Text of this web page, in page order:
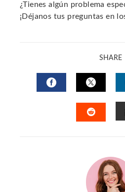
¿Tienes algún problema
¡Déjanos tus preguntas en
SHARE
FACEBOOK